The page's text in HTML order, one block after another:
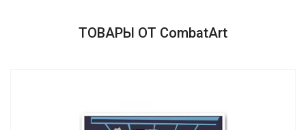
ТОВАРЫ ОТ CombatArt